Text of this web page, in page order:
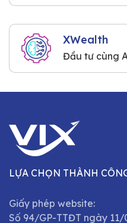
XWealth
Đầu tư cùng
LỰA CHỌN THÀNH
Giấy phép website:
Số 94/GP-TTĐT ngày